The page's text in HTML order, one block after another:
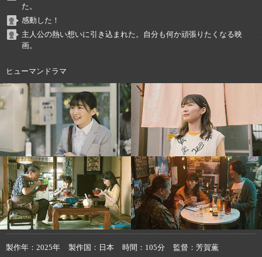
た。
感動した！
主人公の熱い想いに引き込まれた。自分も何か頑張りたくなる映
画。
ヒューマンドラマ
製作年 2025年 製作国 日本 時間 105分 監督
芳賀薫